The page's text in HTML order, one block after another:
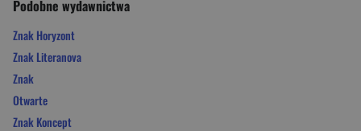
Podobne wydawnictwa
Znak Horyzont
Znak Literanova
Znak
Otwarte
Znak Koncept